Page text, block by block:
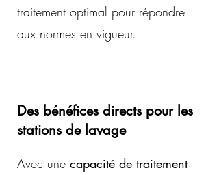
traitement optimal pour répondre
aux normes en vigueur.
Des bénéfices directs pour les
stations de lavage
Avec une capacité de traitement